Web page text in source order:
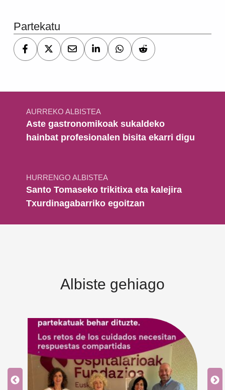
Partekatu
Bidalketetan zehar nabigatu
AURREKO ALBISTEA
Aste gastronomikoak sukaldeko
hainbat profesionalen bisita ekarri digu
HURRENGO ALBISTEA
Santo Tomaseko trikitixa eta kalejira
Txurdinagabarriko egoitzan
Albiste gehiago